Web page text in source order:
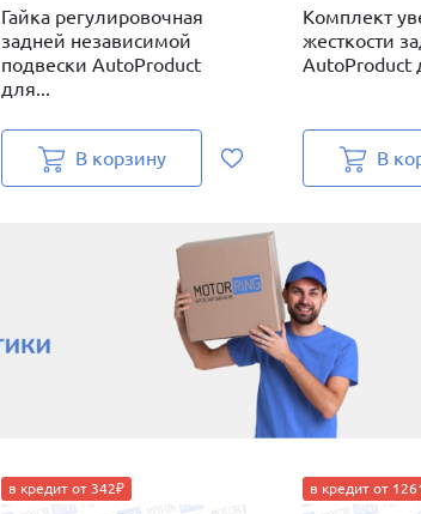
Гайка регулировочная
задней независимой
подвески AutoProduct
для...
В корзину
Комплект
жесткости
AutoProduct
В
в кредит от 342₽ в кредит от